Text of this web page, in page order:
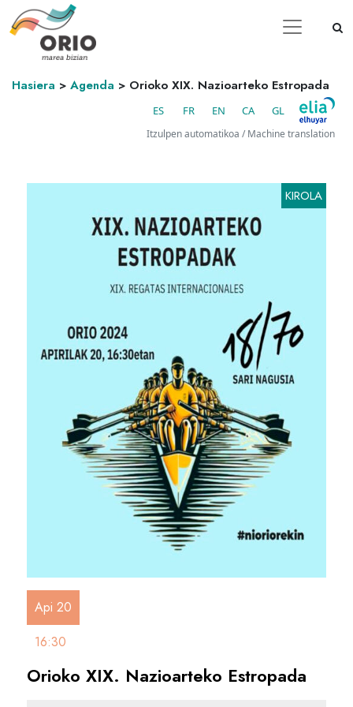
Hasiera > Agenda > Orioko XIX. Nazioarteko Estropada
ES FR EN CA GL
Itzulpen automatikoa / Machine translation
KIROLA
Api 20
16:30
Orioko XIX. Nazioarteko Estropada